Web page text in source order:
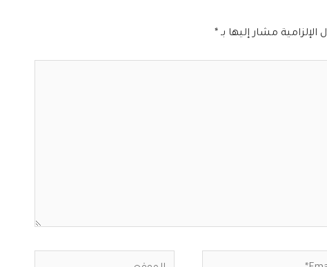
الإلزامية مشار إليها بـ *